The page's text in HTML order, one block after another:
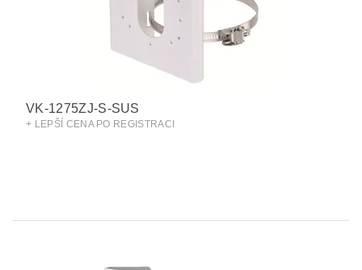
VK-1275ZJ-S-SUS
+ LEPŠÍ CENA PO REGISTRACI